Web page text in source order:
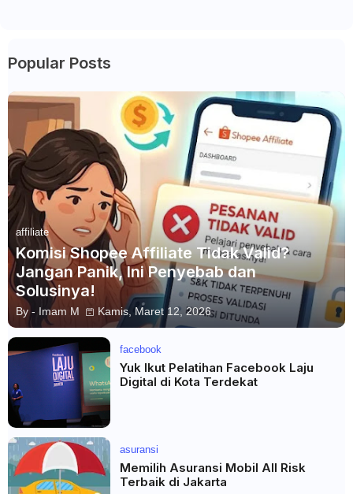
Popular Posts
affiliate
Komisi Shopee Affiliate Tidak Valid?
Jangan Panik, Ini Penyebab dan
Solusinya!
By - Imam M Kamis, Maret 12, 2026
facebook
Yuk Ikut Pelatihan Facebook Laju
Digital di Kota Terdekat
asuransi
Memilih Asuransi Mobil All Risk
Terbaik di Jakarta